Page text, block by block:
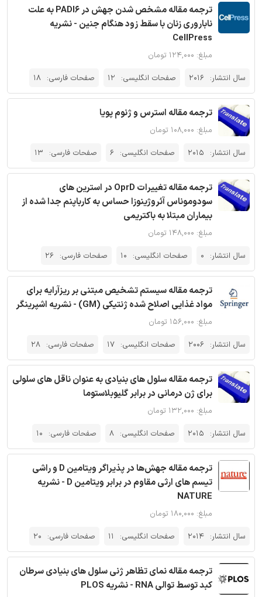
ترجمه مقاله مشخص شدن جهش در PADI6 به علت
ناباروری زنان با سقط زود هنگام جنین - نشریه
CellPress
مبلغ: ۱۲۴,۰۰۰ تومان
سال انتشار: 2016 صفحات انگلیسی: 12 صفحات فارسی: 18
ترجمه مقاله استرس و ژنوم پویا
مبلغ: ۱۰۸,۰۰۰ تومان
سال انتشار: 2015 صفحات انگلیسی: 6 صفحات فارسی: 13
ترجمه مقاله تغییرات OprD در استرین های
سودوموناس آئروژینوزا حساس به کارباپنم جدا شده از
بیماران مبتلا به باکتریمی
مبلغ: ۱۴۸,۰۰۰ تومان
سال انتشار: 0 صفحات انگلیسی: 10 صفحات فارسی: 26
ترجمه مقاله سیستم تشخیص مبتنی بر ریزآرایه برای
مواد غذایی اصلاح شده ژنتیکی (GM) - نشریه اشپرینگر
مبلغ: ۱۵۶,۰۰۰ تومان
سال انتشار: 2006 صفحات انگلیسی: 17 صفحات فارسی: 28
ترجمه مقاله سلول های بنیادی به عنوان ناقل های سلولی
برای ژن درمانی در برابر گلیوبلاستوما
مبلغ: ۱۳۲,۰۰۰ تومان
سال انتشار: 2015 صفحات انگلیسی: 8 صفحات فارسی: 10
ترجمه مقاله جهش‌ها در پذیراگر ویتامین D و راشی
تیسم ‌های ارثی مقاوم در برابر ویتامین D - نشریه
NATURE
مبلغ: ۱۸۰,۰۰۰ تومان
سال انتشار: 2014 صفحات انگلیسی: 11 صفحات فارسی: 20
ترجمه مقاله نمای تظاهر ژنی سلول های بنیادی سرطان
کبد توسط توالی RNA - نشریه PLOS